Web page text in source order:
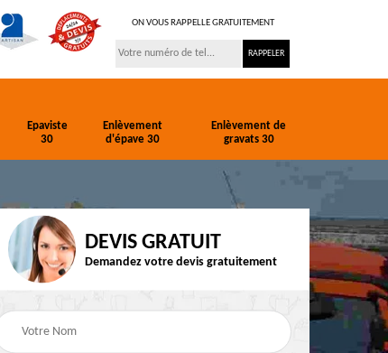
ON VOUS RAPPELLE GRATUITEMENT
Epaviste
30
Enlèvement
d'épave 30
Enlèvement de
gravats 30
Epaviste 30
DEVIS GRATUIT
Demandez votre devis gratuitement